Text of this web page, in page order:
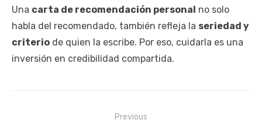
Una carta de recomendación personal no solo
habla del recomendado, también refleja la seriedad y
criterio de quien la escribe. Por eso, cuidarla es una
inversión en credibilidad compartida.
Previous